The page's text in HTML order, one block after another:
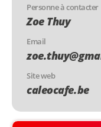
Personne à contacter
Zoe Thuy
Email
Site web
caleocafe.be